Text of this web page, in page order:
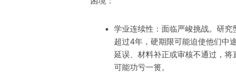
学业连续性：面临严峻挑战。研
超过4年，硬期限可能迫使他们中
延误、材料补正或审核不通过，将
可能功亏一篑。